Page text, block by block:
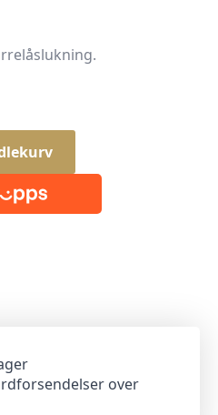
over